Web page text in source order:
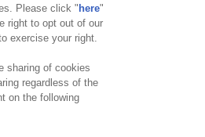
ラスメント対応方針
Please click " here"
right to opt out of our
exercise your right.
sharing of cookies
regardless of the
on the following